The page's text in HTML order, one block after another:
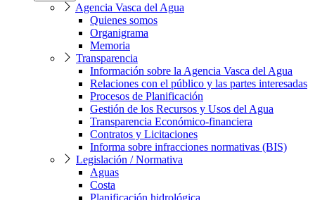
Agencia Vasca del Agua
Quienes somos
Organigrama
Memoria
Transparencia
Información sobre la Agencia Vasca del Agua
Relaciones con el público y las partes interesadas
Procesos de Planificación
Gestión de los Recursos y Usos del Agua
Transparencia Económico-financiera
Contratos y Licitaciones
Informa sobre infracciones normativas (BIS)
Legislación / Normativa
Aguas
Costa
Planificación hidrológica